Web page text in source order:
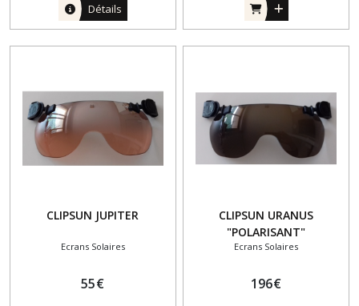
Détails
CLIPSUN JUPITER
Ecrans Solaires
55€
CLIPSUN URANUS
"POLARISANT"
Ecrans Solaires
196€